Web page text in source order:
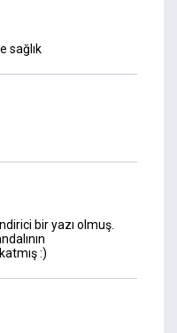
sağlık
bir yazı olmuş.
:)